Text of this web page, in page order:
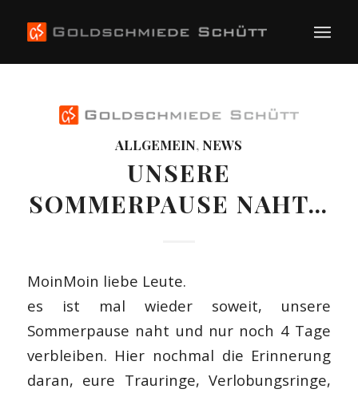
ALLGEMEIN, NEWS
UNSERE
SOMMERPAUSE NAHT…
MoinMoin liebe Leute.
es ist mal wieder soweit, unsere
Sommerpause naht und nur noch 4 Tage
verbleiben. Hier nochmal die Erinnerung
daran, eure Trauringe, Verlobungsringe,